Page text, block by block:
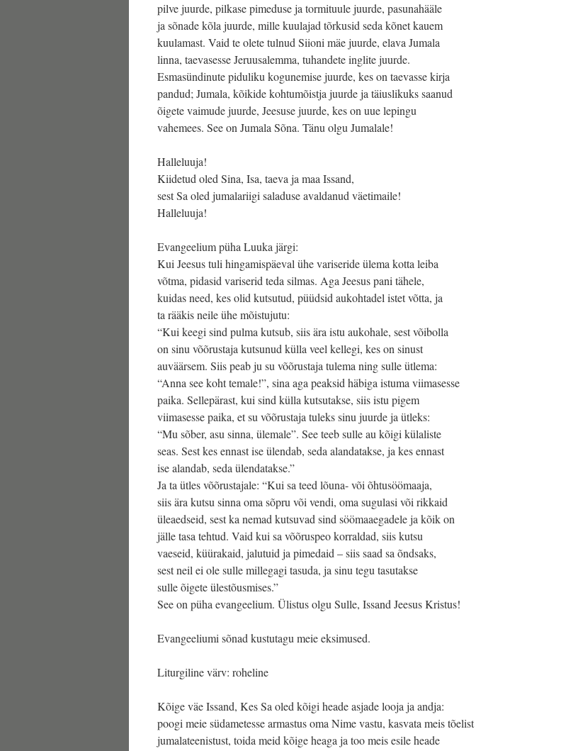
pilve juurde, pilkase pimeduse ja tormituule juurde, pasunahääle
ja sõnade kõla juurde, mille kuulajad tõrkusid seda kõnet kauem
kuulamast. Vaid te olete tulnud Siioni mäe juurde, elava Jumala
linna, taevasesse Jeruusalemma, tuhandete inglite juurde.
Esmasündinute piduliku kogunemise juurde, kes on taevasse kirja
pandud; Jumala, kõikide kohtumõistja juurde ja täiuslikuks saanud
õigete vaimude juurde, Jeesuse juurde, kes on uue lepingu
vahemees. See on Jumala Sõna. Tänu olgu Jumalale!
Halleluuja!
Kiidetud oled Sina, Isa, taeva ja maa Issand,
sest Sa oled jumalariigi saladuse avaldanud väetimaile!
Halleluuja!
Evangeelium püha Luuka järgi:
Kui Jeesus tuli hingamispäeval ühe variseride ülema kotta leiba
võtma, pidasid variserid teda silmas. Aga Jeesus pani tähele,
kuidas need, kes olid kutsutud, püüdsid aukohtadel istet võtta, ja
ta rääkis neile ühe mõistujutu:
“Kui keegi sind pulma kutsub, siis ära istu aukohale, sest võibolla
on sinu võõrustaja kutsunud külla veel kellegi, kes on sinust
auväärsem. Siis peab ju su võõrustaja tulema ning sulle ütlema:
“Anna see koht temale!”, sina aga peaksid häbiga istuma viimasesse
paika. Sellepärast, kui sind külla kutsutakse, siis istu pigem
viimasesse paika, et su võõrustaja tuleks sinu juurde ja ütleks:
“Mu sõber, asu sinna, ülemale”. See teeb sulle au kõigi külaliste
seas. Sest kes ennast ise ülendab, seda alandatakse, ja kes ennast
ise alandab, seda ülendatakse.”
Ja ta ütles võõrustajale: “Kui sa teed lõuna- või õhtusöömaaja,
siis ära kutsu sinna oma sõpru või vendi, oma sugulasi või rikkaid
üleaedseid, sest ka nemad kutsuvad sind söömaaegadele ja kõik on
jälle tasa tehtud. Vaid kui sa võõruspeo korraldad, siis kutsu
vaeseid, küürakaid, jalutuid ja pimedaid – siis saad sa õndsaks,
sest neil ei ole sulle millegagi tasuda, ja sinu tegu tasutakse
sulle õigete ülestõusmises.”
See on püha evangeelium. Ülistus olgu Sulle, Issand Jeesus Kristus!
Evangeeliumi sõnad kustutagu meie eksimused.
Liturgiline värv: roheline
Kõige väe Issand, Kes Sa oled kõigi heade asjade looja ja andja:
poogi meie südametesse armastus oma Nime vastu, kasvata meis tõelist
jumalateenistust, toida meid kõige heaga ja too meis esile heade